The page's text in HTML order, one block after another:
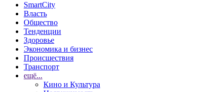
SmartCity
Власть
Общество
Тенденции
Здоровье
Экономика и бизнес
Происшествия
Транспорт
ещё...
Кино и Культура